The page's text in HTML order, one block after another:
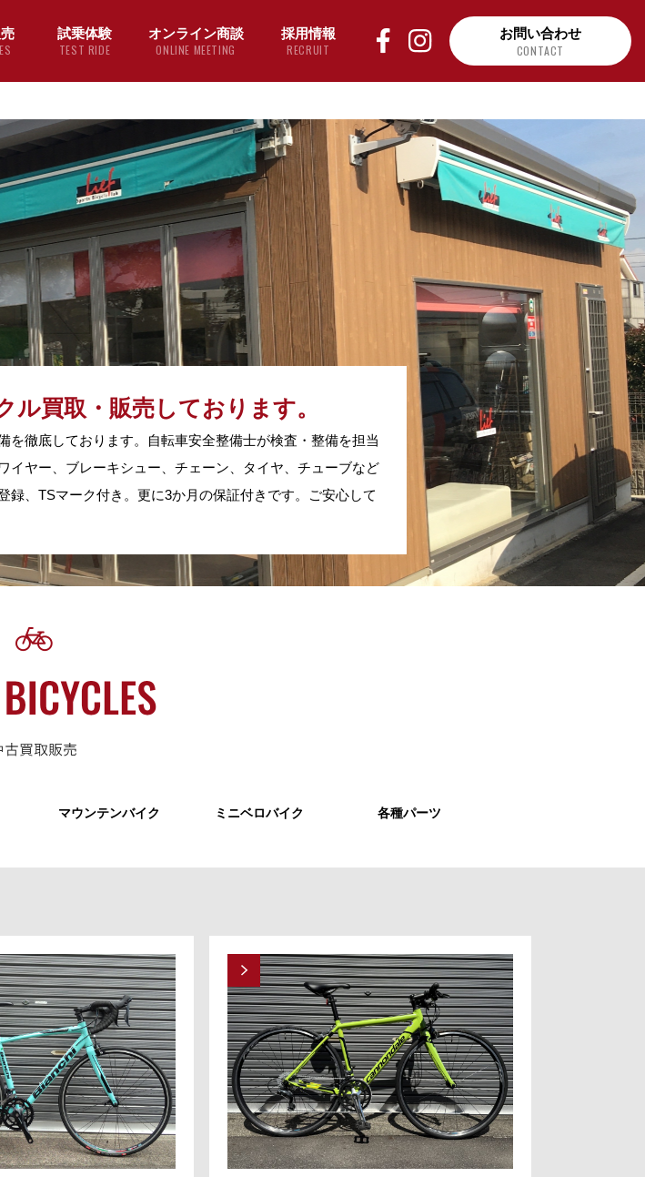
試乗体験
TEST RIDE
オンライン商談
ONLINE MEETING
採用情報
RECRUIT
お問い合わせ
CONTACT
買取・販売しております。
徹底しております。自転車安全整備士が検査・整備を担当
イヤー、ブレーキシュー、チェーン、タイヤ、チューブなど
、TSマーク付き。更に3か月の保証付きです。ご安心して
マウンテンバイク ミニベロバイク 各種パーツ